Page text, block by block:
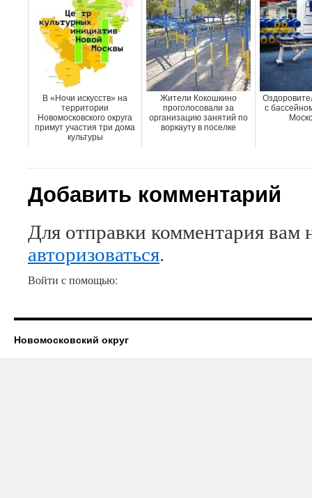
В «Ночи искусств» на
территории
Новомосковского округа
примут участия три дома
культуры
Жители Кокошкино
проголосовали за
организацию занятий по
воркауту в поселке
с
Добавить комментарий
Для отправки комментария вам
авторизоваться.
Войти с помощью:
Новомосковский округ